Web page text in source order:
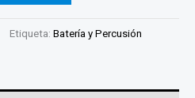
Etiqueta: Batería y Percusión